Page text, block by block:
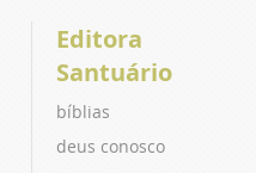
Editora
Santuário
bíblias
deus conosco